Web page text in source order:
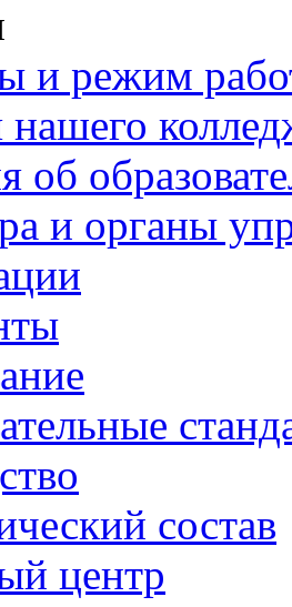
и режим
нашего
об
и органы
состав
центр